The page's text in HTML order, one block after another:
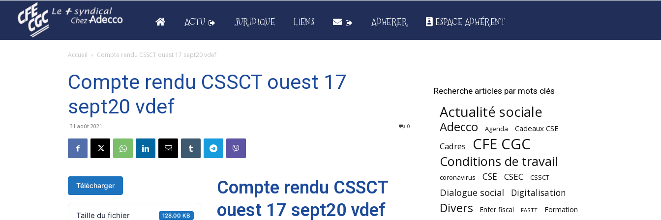
ACTU JURIDIQUE LIENS ADHERER ESPACE ADHÉRENT
Accueil Compte rendu CSSCT ouest 17 sept20 vdef
Compte rendu CSSCT ouest 17
sept20 vdef
31 août 2021 0
Télécharger
Taille du fichier 128.00 KB
Compte rendu CSSCT
ouest 17 sept20 vdef
Recherche articles par mots clés
Actualité sociale
Adecco Agenda Cadeaux CSE
Cadres CFE CGC
Conditions de travail
coronavirus CSE CSEC CSSCT
Dialogue social Digitalisation
Divers Enfer fiscal FASTT Formation